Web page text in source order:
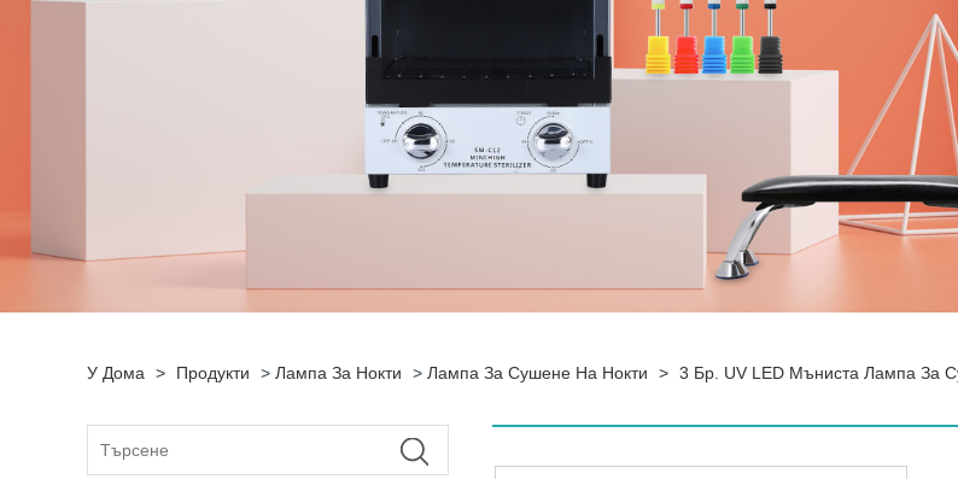
У Дома > Продукти > Лампа За Нокти > Лампа За Сушене На Нокти > 3 Бр. UV LED Мъниста Лампа За